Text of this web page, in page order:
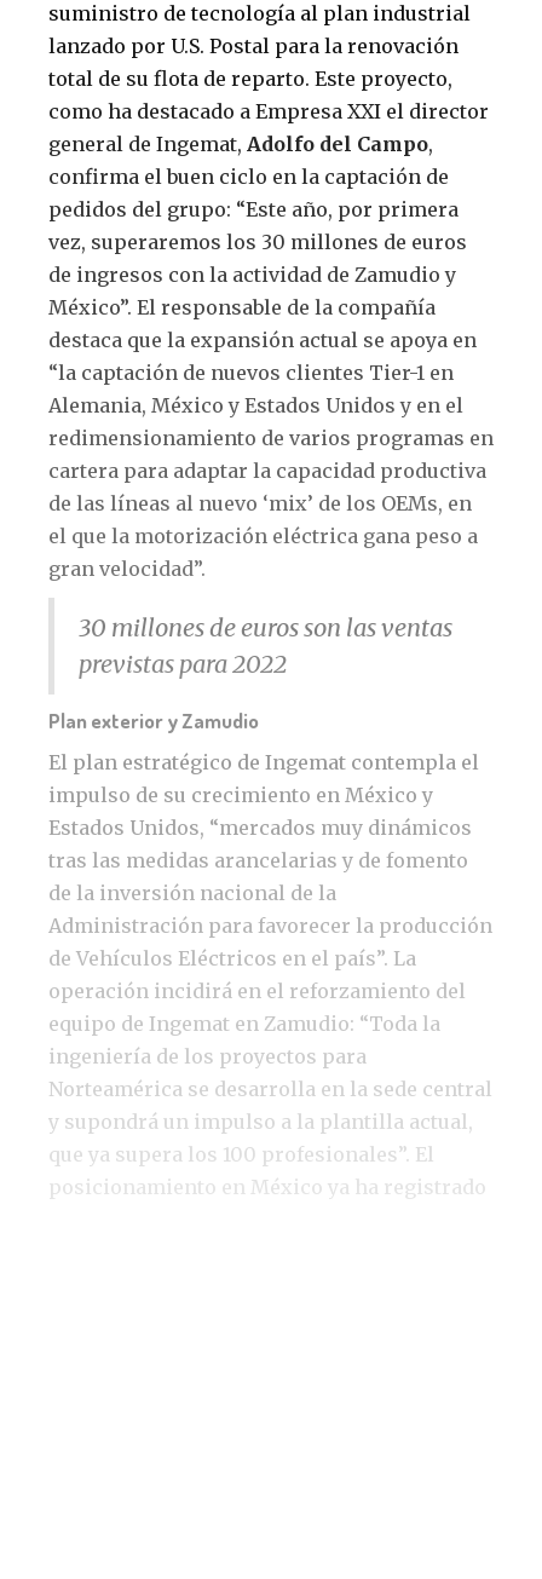
suministro de tecnología al plan industrial
lanzado por U.S. Postal para la renovación
total de su flota de reparto. Este proyecto,
como ha destacado a Empresa XXI el director
general de Ingemat, Adolfo del Campo,
confirma el buen ciclo en la captación de
pedidos del grupo: “Este año, por primera
vez, superaremos los 30 millones de euros
de ingresos con la actividad de Zamudio y
México”. El responsable de la compañía
destaca que la expansión actual se apoya en
“la captación de nuevos clientes Tier-1 en
Alemania, México y Estados Unidos y en el
redimensionamiento de varios programas en
cartera para adaptar la capacidad productiva
de las líneas al nuevo ‘mix’ de los OEMs, en
el que la motorización eléctrica gana peso a
gran velocidad”.
30 millones de euros son las ventas
previstas para 2022
Plan exterior y Zamudio
El plan estratégico de Ingemat contempla el
impulso de su crecimiento en México y
Estados Unidos, “mercados muy dinámicos
tras las medidas arancelarias y de fomento
de la inversión nacional de la
Administración para favorecer la producción
de Vehículos Eléctricos en el país”. La
operación incidirá en el reforzamiento del
equipo de Ingemat en Zamudio: “Toda la
ingeniería de los proyectos para
Norteamérica se desarrolla en la sede central
y supondrá un impulso a la plantilla actual,
que ya supera los 100 profesionales”. El
posicionamiento en México ya ha registrado